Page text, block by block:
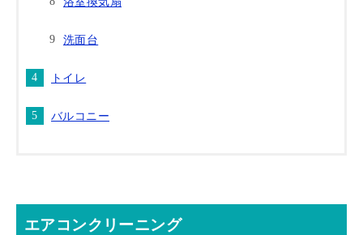
洗面台
トイレ
バルコニー
エアコンクリーニング